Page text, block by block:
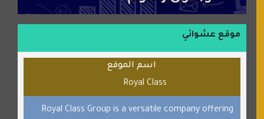
موقع حراج خدمة
الطبي
قراننا
برامج كمبيوتر
موقع عشوائي
اسم الموقع
Royal Class
Royal Class Group is a versatile company offering